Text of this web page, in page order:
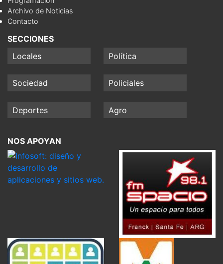
Archivo de Noticias
Contacto
SECCIONES
Locales
Política
Sociedad Policiales
Deportes Agro
NOS APOYAN